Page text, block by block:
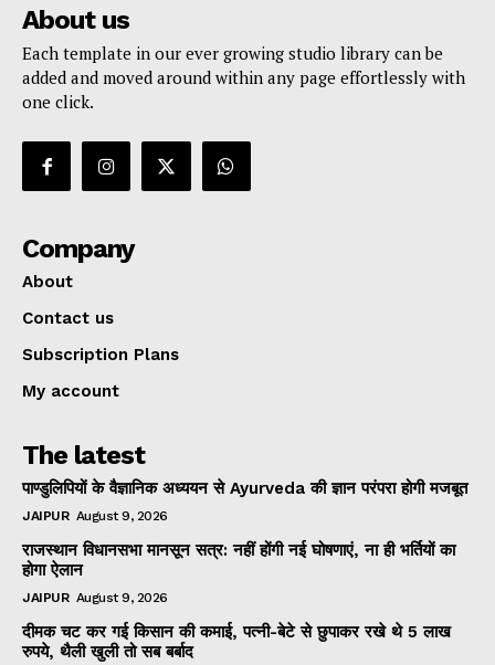
About us
Each template in our ever growing studio library can be
added and moved around within any page effortlessly with
one click.
Company
About
Contact us
Subscription Plans
My account
The latest
पाण्डुलिपियों के वैज्ञानिक अध्ययन से Ayurveda की ज्ञान परंपरा होगी मजबूत
JAIPUR August 9, 2026
राजस्थान विधानसभा मानसून सत्र: नहीं होंगी नई घोषणाएं, ना ही भर्तियों का
होगा ऐलान
JAIPUR August 9, 2026
दीमक चट कर गई किसान की कमाई, पत्नी-बेटे से छुपाकर रखे थे 5 लाख
रुपये, थैली खुली तो सब बर्बाद